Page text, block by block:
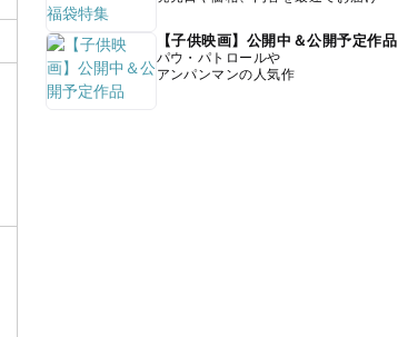
【子供映画】公開中＆公開予定作品
パウ・パトロールや
アンパンマンの人気作